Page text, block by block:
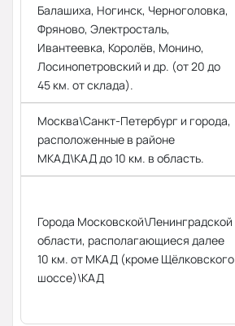
Балашиха, Ногинск, Черноголовка,
Фряново, Электросталь,
Ивантеевка, Королёв, Монино,
Лосинопетровский и др. (от 20 до
45 км. от склада).
Москва\Санкт-Петербург и города,
расположенные в районе
МКАД\КАД до 10 км. в область.
Города Московской\Ленинградской
области, располагающиеся далее
10 км. от МКАД (кроме Щёлковского
шоссе)\КАД